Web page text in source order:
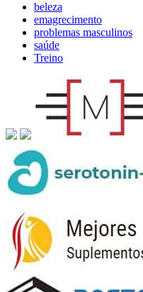
beleza
emagrecimento
problemas masculinos
saúde
Treino